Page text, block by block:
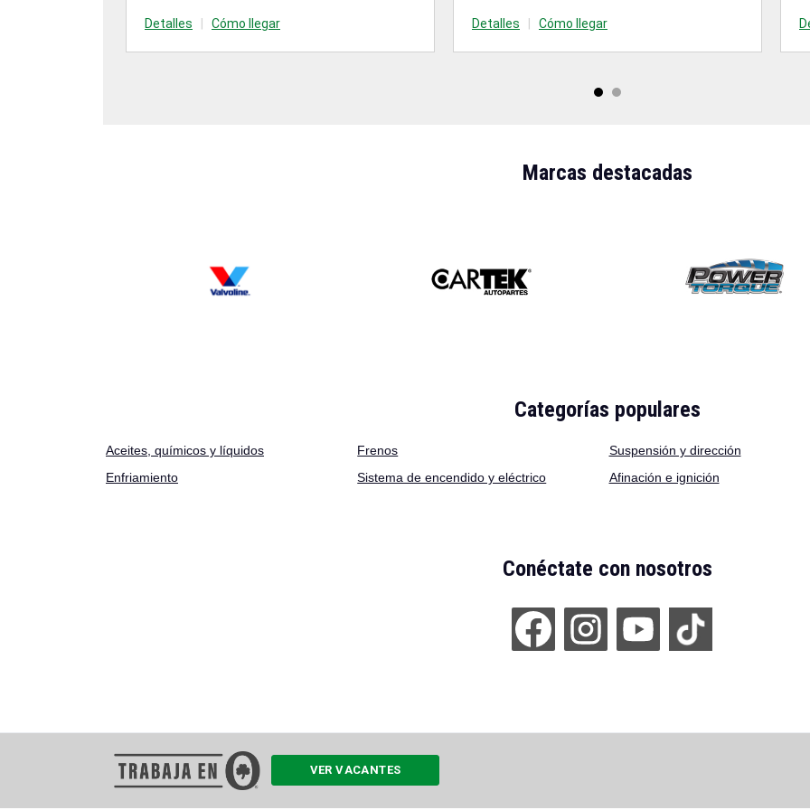
Detalles Cómo llegar Detalles Cómo llegar
Marcas destacadas
Categorías populares
Aceites químicos y líquidos Frenos Suspensión y dirección
Enfriamiento
Sistema de encendido y eléctrico Afinación e ignición
Conéctate con nosotros
VER VACANTES